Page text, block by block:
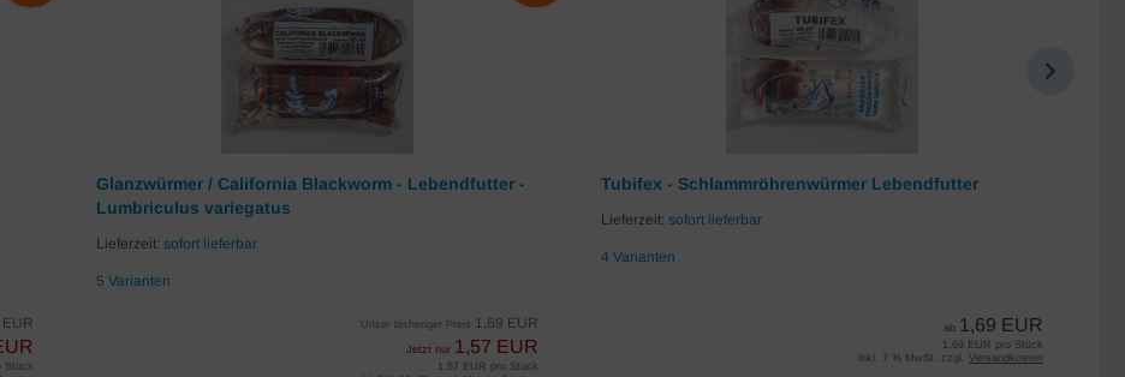
Stück
Glanzwürmer / California Blackworm - Lebendfutter -
Lumbriculus variegatus
Lieferzeit: sofort lieferbar
5 Varianten
Unser bisheriger Preis 1,69 EUR
Jetzt nur 1,57 EUR
1,57 EUR pro Stück
Tubifex - Schlammröhrenwürmer Lebendfutter
Lieferzeit: sofort lieferbar
4 Varianten
ab 1,69 EUR
1,69 EUR pro Stück
inkl. 7 % MwSt. zzgl. Versandkosten